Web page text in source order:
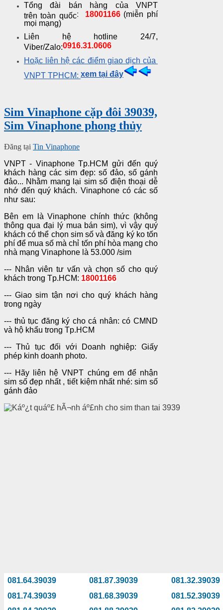
Tổng đài bán hàng của VNPT
trên toàn quốc: 18001166 (miễn phí
mọi mạng)
Liên hệ hotline 24/7,
Viber/Zalo:0916.31.0606
Hoặc liên hệ các điểm giao dịch của
VNPT TPHCM: xem tại đây
Sim Vinaphone cặp đôi 39039,
Sim Vinaphone phong thủy
Đăng tại Tin Vinaphone
VNPT - Vinaphone Tp.HCM gửi đến quý
khách hàng các sim đẹp: số đảo, số gánh
đảo... Nhằm mang lại sim số điện thoại dễ
nhớ đến quý khách. Vinaphone có các số
như sau:
Bên em là Vinaphone chính thức (không
thông qua đại lý mua bán sim), vì vậy quý
khách có thể chọn sim số và đăng ký ko tốn
phí để mua số mà chỉ tốn phí hòa mạng cho
nhà mạng Vinaphone là 53.000 /sim
--- Nhân viên tư vấn và chọn số cho quý
khách trong Tp.HCM: 18001166
--- Giao sim tận nơi cho quý khách hàng
trong ngày
--- thủ tục đăng ký cho cá nhân: có CMND
và hộ khẩu trong Tp.HCM
--- Thủ tục đối với Doanh nghiệp: Giấy
phép kinh doanh photo.
--- Hãy liên hệ VNPT chúng em để nhận
sim số đẹp nhất , tiết kiệm nhất nhé: sim số
gánh đảo
081.64.39039 081.87.39039
081.32.39039
081.74.39039
081.68.39039
081.52.39039